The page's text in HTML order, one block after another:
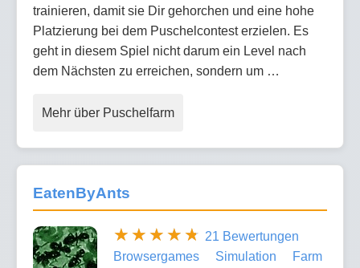
trainieren, damit sie Dir gehorchen und eine hohe
Platzierung bei dem Puschelcontest erzielen. Es
geht in diesem Spiel nicht darum ein Level nach
dem Nächsten zu erreichen, sondern um …
Mehr über Puschelfarm
EatenByAnts
21 Bewertungen
Browsergames
Simulation
Farm